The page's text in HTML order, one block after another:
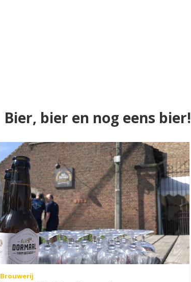
Bier, bier en nog eens bier!
Brouwerij